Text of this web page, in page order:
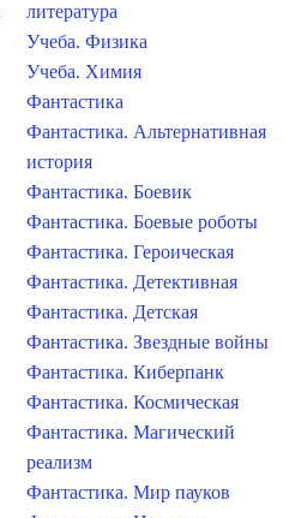
литература
Учеба. Физика
Учеба. Химия
Фантастика
Фантастика. Альтернативная
история
Фантастика. Боевик
Фантастика. Боевые роботы
Фантастика. Героическая
Фантастика. Детективная
Фантастика. Детская
Фантастика. Звездные войны
Фантастика. Киберпанк
Фантастика. Космическая
Фантастика. Магический
реализм
Фантастика. Мир пауков